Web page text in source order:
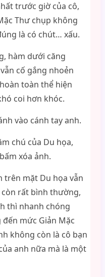
trước giờ của cô,
Thư chụp không
là có chút… xấu.
hàm dưới căng
cố gắng nhoẻn
toàn thể hiện
coi hơn khóc.
vào cánh tay anh.
chú của Du họa,
xóa ảnh.
trên mặt Du họa vẫn
rất bình thường,
thì nhanh chóng
mức Giản Mặc
không còn là cô bạn
anh nữa mà là một